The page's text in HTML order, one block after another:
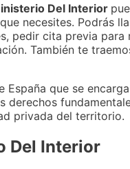
Del Interior
necesites. Podrás
pedir cita previa
También te
que se
derechos
privada del territorio.
Del Interior